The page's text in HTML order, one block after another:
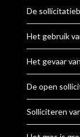
De
Het gebruik
Het gevaar
De open
Solliciteren